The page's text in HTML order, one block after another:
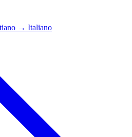
→ Italiano